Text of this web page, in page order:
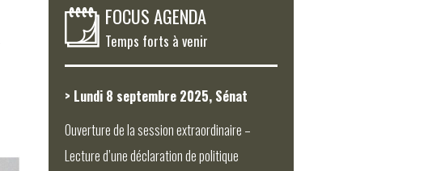
FOCUS AGENDA
Temps forts à venir
> Lundi 8 septembre 2025, Sénat
Ouverture de la session extraordinaire –
Lecture d’une déclaration de politique